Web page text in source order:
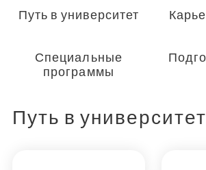
Путь в университет
Специальные
программы
Путь в университет